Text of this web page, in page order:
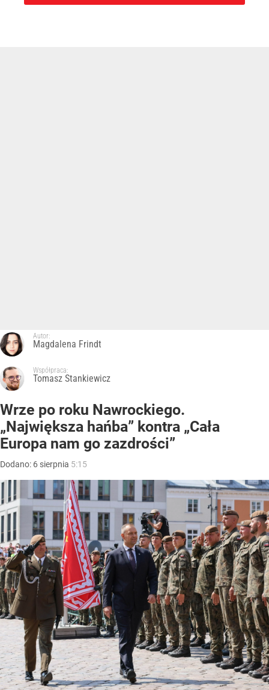
Autor:
Magdalena Frindt
Współpraca:
Tomasz Stankiewicz
Wrze po roku Nawrockiego.
„Największa hańba” kontra „Cała
Europa nam go zazdrości”
Dodano: 6 sierpnia 5:15